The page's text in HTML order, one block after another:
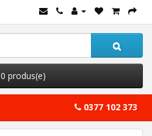
0 produs(e)
0377 102 373